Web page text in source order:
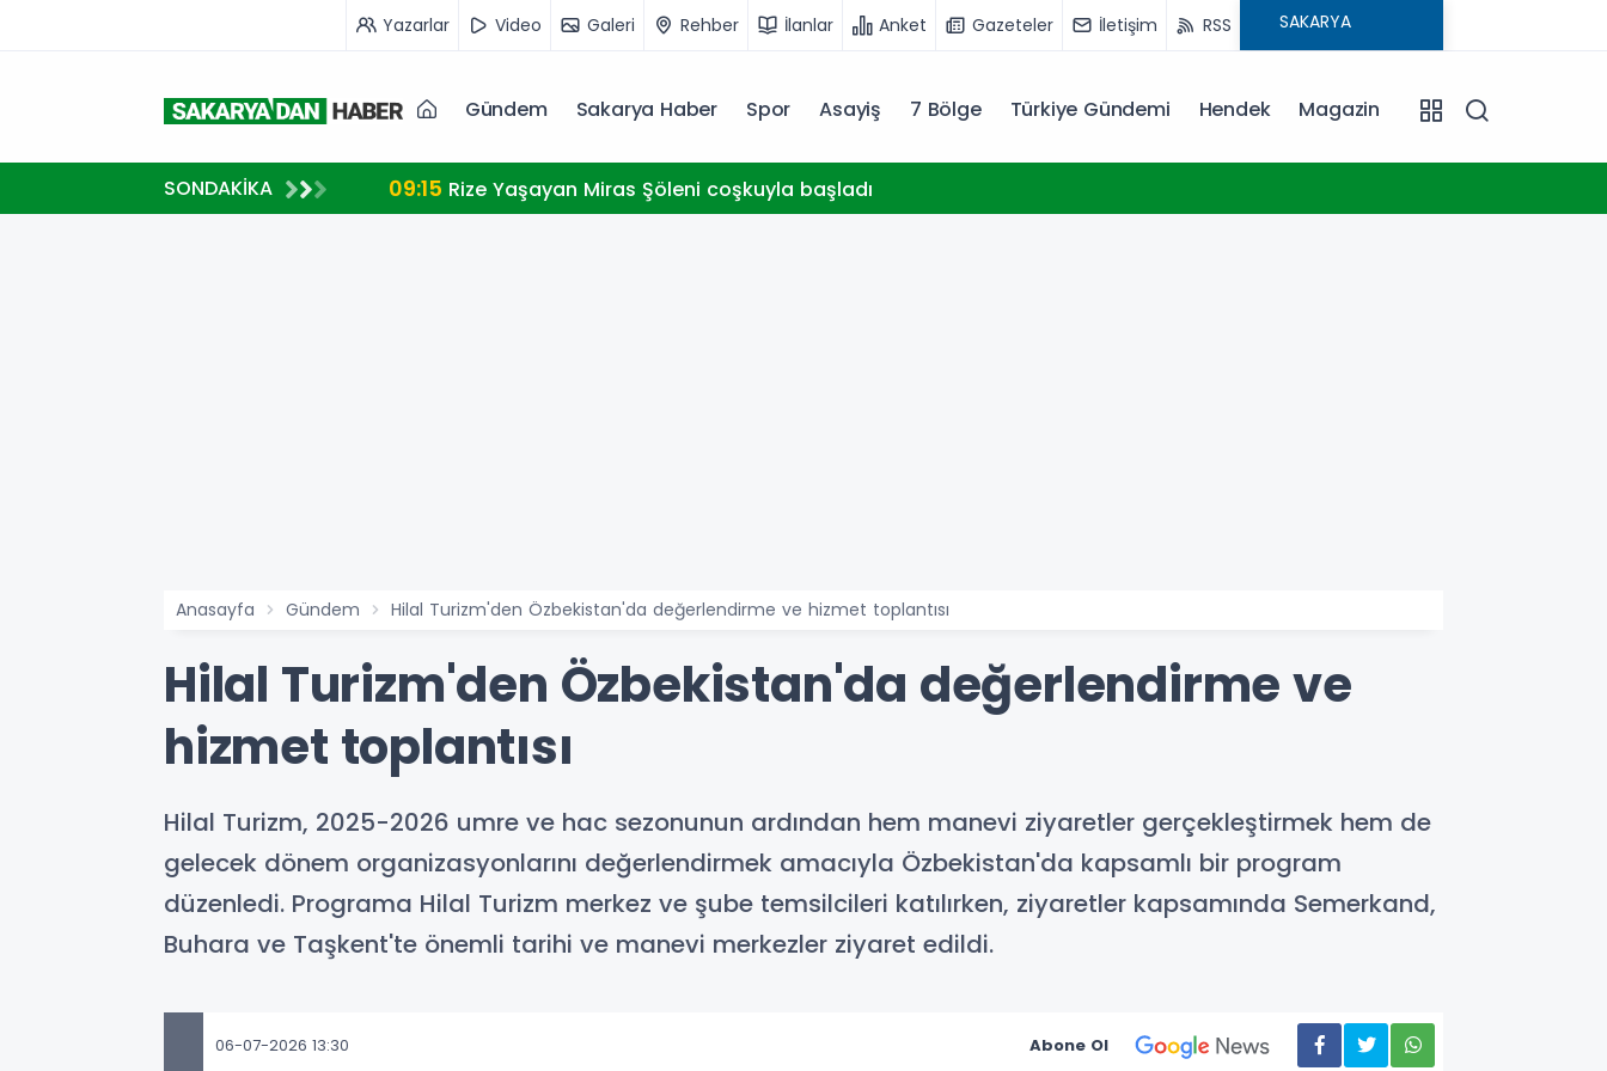
Yazarlar Video Galeri Rehber İlanlar Anket Gazeteler İletişim RSS
Gündem Sakarya Haber Spor Asayiş 7 Bölge Türkiye Gündemi Hendek Magazin
SONDAKİKA 09:15 Rize Yaşayan Miras Şöleni coşkuyla başladı
Anasayfa Gündem Hilal Turizm'den Özbekistan'da değerlendirme ve hizmet toplantısı
Hilal Turizm'den Özbekistan'da değerlendirme ve
hizmet toplantısı
Hilal Turizm, 2025-2026 umre ve hac sezonunun ardından hem manevi ziyaretler gerçekleştirmek hem de
gelecek dönem organizasyonlarını değerlendirmek amacıyla Özbekistan'da kapsamlı bir program
düzenledi. Programa Hilal Turizm merkez ve şube temsilcileri katılırken, ziyaretler kapsamında Semerkand,
Buhara ve Taşkent'te önemli tarihi ve manevi merkezler ziyaret edildi.
06-07-2026 13:30 Abone Ol